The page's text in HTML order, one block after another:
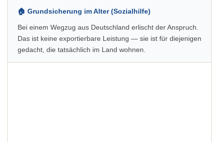
🏠 Grundsicherung im Alter (Sozialhilfe)
Bei einem Wegzug aus Deutschland erlischt der Anspruch.
Das ist keine exportierbare Leistung — sie ist für diejenigen
gedacht, die tatsächlich im Land wohnen.